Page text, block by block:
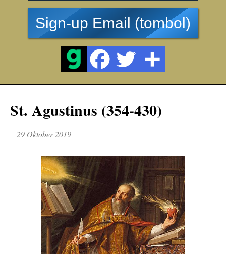
Sign-up Email (tombol)
St. Agustinus (354-430)
29 Oktober 2019